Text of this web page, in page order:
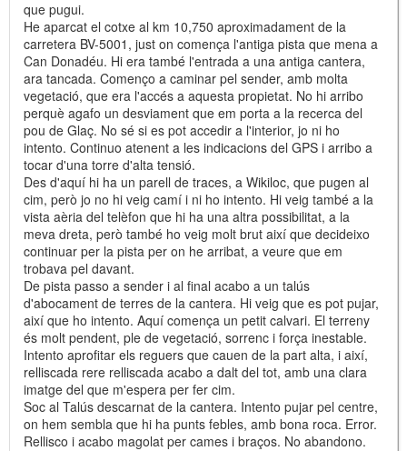
que pugui.
He aparcat el cotxe al km 10,750 aproximadament de la
carretera BV-5001, just on comença l'antiga pista que mena a
Can Donadéu. Hi era també l'entrada a una antiga cantera,
ara tancada. Començo a caminar pel sender, amb molta
vegetació, que era l'accés a aquesta propietat. No hi arribo
perquè agafo un desviament que em porta a la recerca del
pou de Glaç. No sé si es pot accedir a l'interior, jo ni ho
intento. Continuo atenent a les indicacions del GPS i arribo a
tocar d'una torre d'alta tensió.
Des d'aquí hi ha un parell de traces, a Wikiloc, que pugen al
cim, però jo no hi veig camí i ni ho intento. Hi veig també a la
vista aèria del telèfon que hi ha una altra possibilitat, a la
meva dreta, però també ho veig molt brut així que decideixo
continuar per la pista per on he arribat, a veure que em
trobava pel davant.
De pista passo a sender i al final acabo a un talús
d'abocament de terres de la cantera. Hi veig que es pot pujar,
així que ho intento. Aquí comença un petit calvari. El terreny
és molt pendent, ple de vegetació, sorrenc i força inestable.
Intento aprofitar els reguers que cauen de la part alta, i així,
relliscada rere relliscada acabo a dalt del tot, amb una clara
imatge del que m'espera per fer cim.
Soc al Talús descarnat de la cantera. Intento pujar pel centre,
on hem sembla que hi ha punts febles, amb bona roca. Error.
Rellisco i acabo magolat per cames i braços. No abandono.